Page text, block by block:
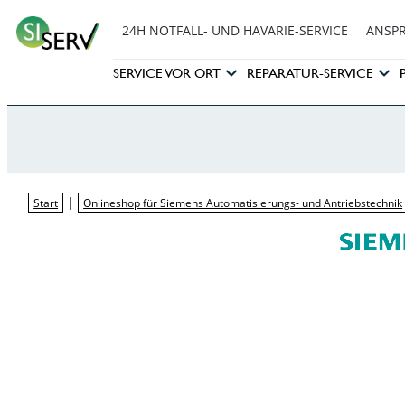
24H NOTFALL- UND HAVARIE-SERVICE
SERVICE VOR ORT REPARATUR-SERVICE
Start | Onlineshop für Siemens Automatisierungs- und Antriebstechnik